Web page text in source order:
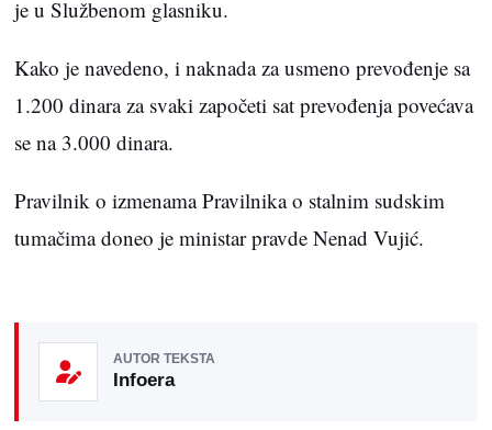
je u Službenom glasniku.
Kako je navedeno, i naknada za usmeno prevođenje sa
1.200 dinara za svaki započeti sat prevođenja povećava
se na 3.000 dinara.
Pravilnik o izmenama Pravilnika o stalnim sudskim
tumačima doneo je ministar pravde Nenad Vujić.
AUTOR TEKSTA
Infoera